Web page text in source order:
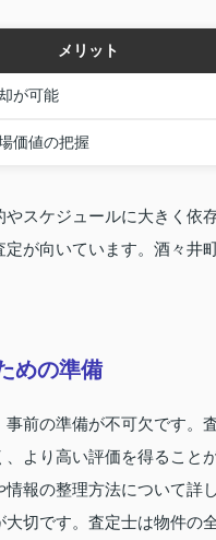
メリット
が可能
価値の把握
スケジュールに大きく依
が向いています。酒々
めの準備
前の準備が不可欠です。
より高い評価を得ること
報の整理方法について詳
切です。査定士は物件